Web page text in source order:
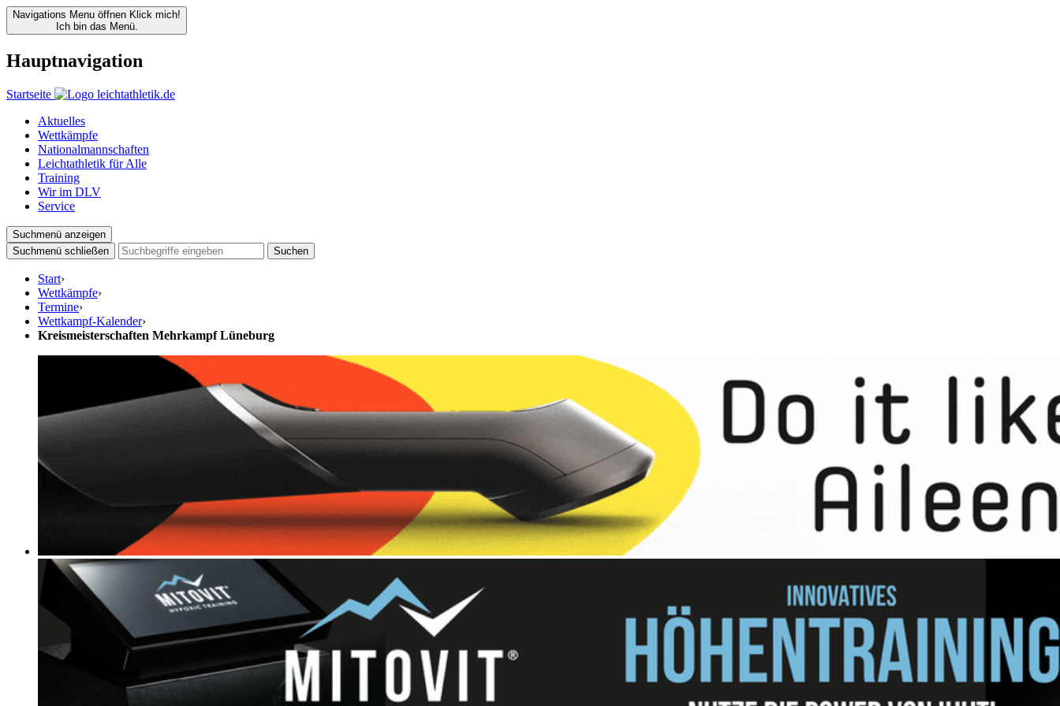
Navigations Menu öffnen Klick mich!
Ich bin das Menü.
Hauptnavigation
Startseite
Aktuelles
Wettkämpfe
Nationalmannschaften
Leichtathletik für Alle
Training
Wir im DLV
Service
Suchmenü anzeigen
Suchmenü schließen
Suchen
Start›
Wettkämpfe›
Termine›
Wettkampf-Kalender›
Kreismeisterschaften Mehrkampf Lüneburg